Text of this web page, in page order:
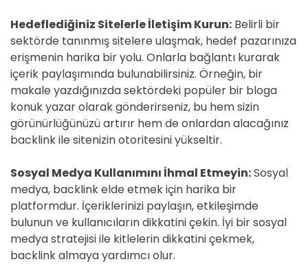
Hedeflediğiniz Sitelerle İletişim Kurun: Belirli bir
sektörde tanınmış sitelere ulaşmak, hedef pazarınıza
erişmenin harika bir yolu. Onlarla bağlantı kurarak
içerik paylaşımında bulunabilirsiniz. Örneğin, bir
makale yazdığınızda sektördeki popüler bir bloga
konuk yazar olarak gönderirseniz, bu hem sizin
görünürlüğünüzü artırır hem de onlardan alacağınız
backlink ile sitenizin otoritesini yükseltir.
Sosyal Medya Kullanımını İhmal Etmeyin:Sosyal
medya, backlink elde etmek için harika bir
platformdur. İçeriklerinizi paylaşın, etkileşimde
bulunun ve kullanıcıların dikkatini çekin. İyi bir sosyal
medya stratejisi ile kitlelerin dikkatini çekmek,
backlink almaya yardımcı olur.